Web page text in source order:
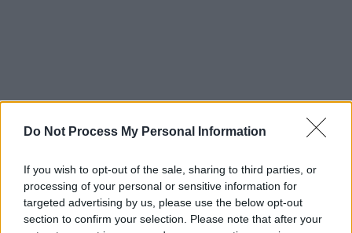
Do Not Process My Personal Information
If you wish to opt-out of the sale, sharing to third parties, or
processing of your personal or sensitive information for
targeted advertising by us, please use the below opt-out
section to confirm your selection. Please note that after your
Στο «Lotto Park» η Άντερλεχτ «χτύπησε» μία